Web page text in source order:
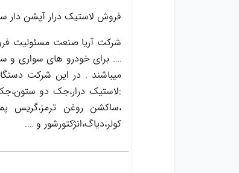
فروش لاستیک درار آپشن دار
شرکت آریا صنعت مسئولیت
…. برای خودرو های سواری و
میباشند . در این شرکت
:لاستیک درار،جک دو
کولر،دیاگ،انژکتورشور و ….